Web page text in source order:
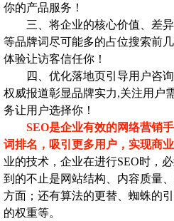
你的产品服务！
三、将企业的核心价值、差
等品牌词尽可能多的占位搜索前
体验让访客信任你！
四、优化落地页引导用户咨
权威报道彰显品牌实力,关注用户
务让用户选择你！
SEO是企业有效的网络营销
词排名，吸引更多用户，实现商业
业的技术，企业在进行SEO时，
到的不止是网站结构、内容质量
方面；还有算法的更替、蜘蛛的
的权重等。